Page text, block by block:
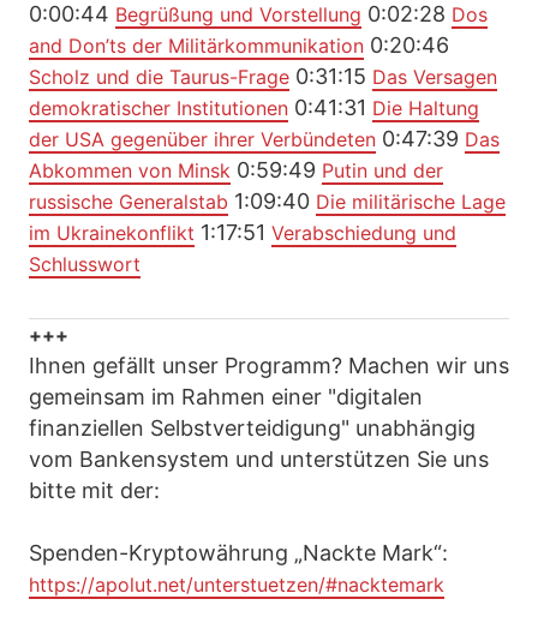
0:00:44 Begrüßung und Vorstellung 0:02:28 Dos
and Don’ts der Militärkommunikation 0:20:46
Scholz und die Taurus-Frage 0:31:15 Das Versagen
demokratischer Institutionen 0:41:31 Die Haltung
der USA gegenüber ihrer Verbündeten 0:47:39 Das
Abkommen von Minsk 0:59:49 Putin und der
russische Generalstab 1:09:40 Die militärische Lage
im Ukrainekonflikt 1:17:51 Verabschiedung und
Schlusswort
+++
Ihnen gefällt unser Programm? Machen wir uns
gemeinsam im Rahmen einer "digitalen
finanziellen Selbstverteidigung" unabhängig
vom Bankensystem und unterstützen Sie uns
bitte mit der:
Spenden-Kryptowährung „Nackte Mark“:
https://apolut.net/unterstuetzen/#nacktemark